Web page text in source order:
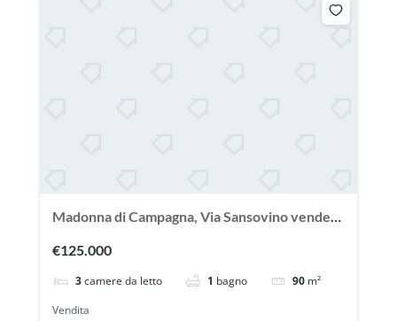
Madonna di Campagna, Via Sansovino vendesi
€125.000
3camere da letto 1 bagno 90 m²
Vendita